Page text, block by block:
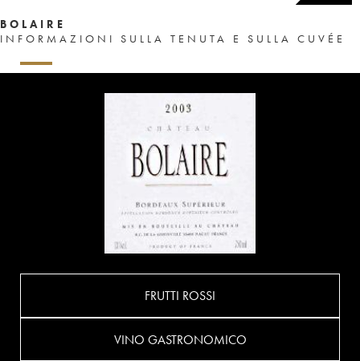
BOLAIRE
INFORMAZIONI SULLA TENUTA E SULLA CUVÉE
FRUTTI ROSSI
VINO GASTRONOMICO